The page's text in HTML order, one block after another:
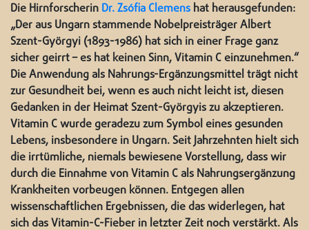
Die Hirnforscherin Dr. Zsófia Clemens hat herausgefunden:
„Der aus Ungarn stammende Nobelpreisträger Albert
Szent-Györgyi (1893-1986) hat sich in einer Frage ganz
sicher geirrt – es hat keinen Sinn, Vitamin C einzunehmen.“
Die Anwendung als Nahrungs-Ergänzungsmittel trägt nicht
zur Gesundheit bei, wenn es auch nicht leicht ist, diesen
Gedanken in der Heimat Szent-Györgyis zu akzeptieren.
Vitamin C wurde geradezu zum Symbol eines gesunden
Lebens, insbesondere in Ungarn. Seit Jahrzehnten hielt sich
die irrtümliche, niemals bewiesene Vorstellung, dass wir
durch die Einnahme von Vitamin C als Nahrungsergänzung
Krankheiten vorbeugen können. Entgegen allen
wissenschaftlichen Ergebnissen, die das widerlegen, hat
sich das Vitamin-C-Fieber in letzter Zeit noch verstärkt. Als